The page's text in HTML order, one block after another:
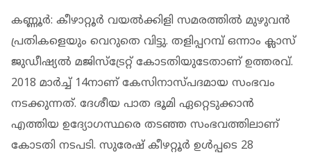
കണ്ണൂര്‍: കീഴാറ്റൂര്‍ വയല്‍ക്കിളി സമരത്തില്‍ മുഴുവന്‍
പ്രതികളെയും വെറുതെ വിട്ടു. തളിപ്പറമ്പ് ഒന്നാം ക്ലാസ്
ജുഡീഷ്യല്‍ മജിസ്‌ട്രേറ്റ് കോടതിയുടേതാണ് ഉത്തരവ്.
2018 മാര്‍ച്ച് 14നാണ് കേസിനാസ്പദമായ സംഭവം
നടക്കുന്നത്. ദേശീയ പാത ഭൂമി ഏറ്റെടുക്കാന്‍
എത്തിയ ഉദ്യോഗസ്ഥരെ തടഞ്ഞ സംഭവത്തിലാണ്
കോടതി നടപടി. സുരേഷ് കീഴറ്റൂര്‍ ഉള്‍പ്പടെ 28